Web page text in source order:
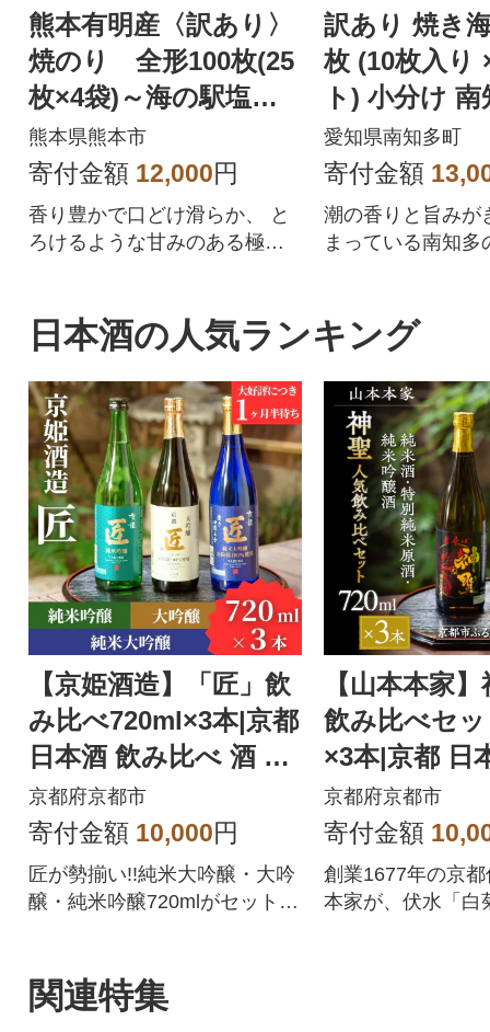
熊本有明産〈訳あり〉
焼のり 全形100枚(25
枚×4袋)～海の駅塩屋
～
熊本県熊本市
寄付金額 12,000円
香り豊かで口どけ滑らか、 と
ろけるような甘みのある極上
訳あり 焼き
枚 (10枚入り
ト) 小分け
愛知県南知多町
寄付金額
潮の香りと旨みが
まっている南知多
日本酒の人気ランキング
【京姫酒造】「匠」飲
み比べ720ml×3本|京都
日本酒 飲み比べ 酒 人
気セット おすすめ ギ
フト
京都府京都市
寄付金額 10,000円
匠が勢揃い!!純米大吟醸・大吟
醸・純米吟醸720mlがセット
醸 純米吟醸 の3本でこの寄付
額 圧倒的 人気 おすすめ 飲み
【山本本家
飲み比べセ
×3本|京都 日
酒 特別純米
吟醸酒
京都府京都市
寄付金額
創業1677年の京
本家が、伏水「白
関連特集